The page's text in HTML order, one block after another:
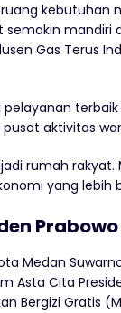
mandiri
Gas Terus
aktivitas
rumah
yang lebih
Medan
Asta Cita
Bergizi Gratis